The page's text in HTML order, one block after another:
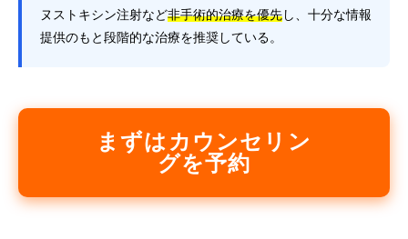
ヌストキシン注射など非手術的治療を優先し、十分な情報
提供のもと段階的な治療を推奨している。
まずはカウンセリン
グを予約